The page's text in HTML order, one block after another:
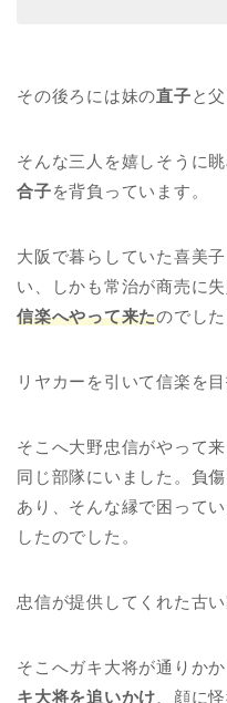
その後ろには妹の直子と父
そんな三人を嬉しそうに
合子を背負っています。
大阪で暮らしていた喜美
い、しかも常治が商売に失
信楽へやって来たのでした
リヤカーを引いて信楽を目
そこへ大野忠信がやって
同じ部隊にいました。負
あり、そんな縁で困って
したのでした。
忠信が提供してくれた古
そこへガキ大将が通りか
キ大将を追いかけ、顔に